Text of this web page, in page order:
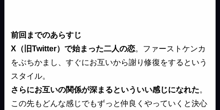
前回までのあらすじ
X（旧Twitter）で始まった二人の恋。ファーストケンカ
をぶちかまし、すぐにお互いから謝り修復をするという
スタイル。
さらにお互いの関係が深まるといういい感じになれた。
この先もどんな感じでもずっと仲良くやっていくと決心